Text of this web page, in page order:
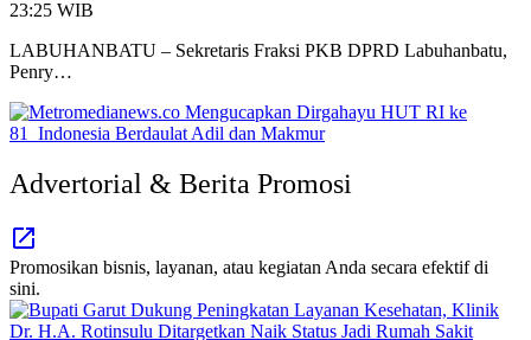
23:25 WIB
LABUHANBATU – Sekretaris Fraksi PKB DPRD Labuhanbatu,
Penry…
Advertorial & Berita Promosi
Promosikan bisnis, layanan, atau kegiatan Anda secara efektif di
sini.